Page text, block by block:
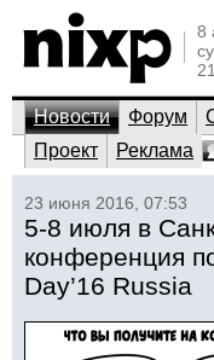
8
Новости Форум
Проект
Реклама
23 июня 2016, 07:53
5-8 июля в
конференция
Day’16 Russia